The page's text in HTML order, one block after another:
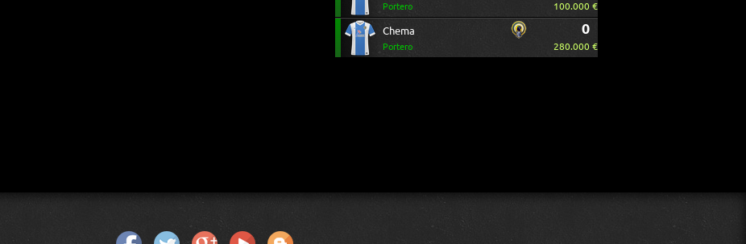
Portero 100.000 €
Chema
Portero
0
280.000 €